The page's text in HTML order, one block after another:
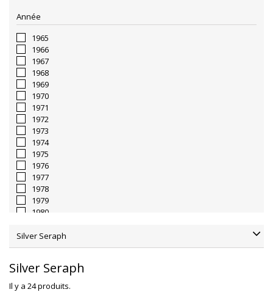
Année
1965
1966
1967
1968
1969
1970
1971
1972
1973
1974
1975
1976
1977
1978
1979
1980
1982
1983
1985
1986
Silver Seraph
Silver Seraph
Il y a 24 produits.